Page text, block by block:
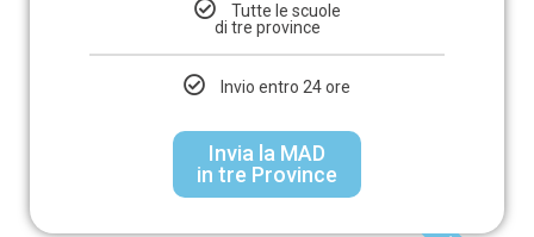
Tutte le scuole
di tre province
Invio entro 24 ore
Invia la MAD
in tre Province